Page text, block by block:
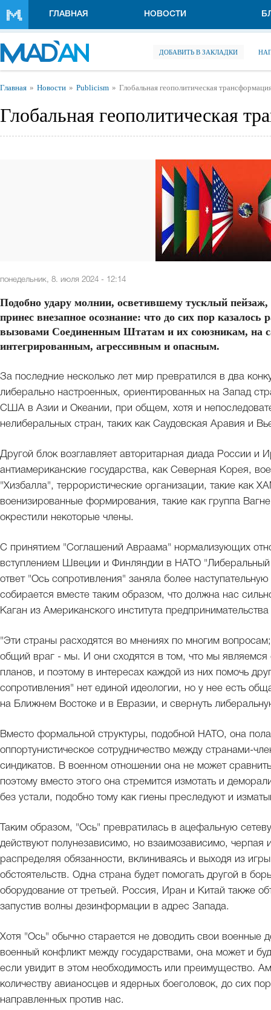
ГЛАВНАЯ НОВОСТИ
ДОБАВИТЬ В ЗАКЛАДКИ
Вы здесь
Главная Новости Publicism Глобальная геополитическая
Глобальная геополитическая
понедельник, 8. июля 2024 - 12:14
Подобно удару молнии, осветившему тусклый
принес внезапное осознание: что до сих пор
вызовами Соединенным Штатам и их союзникам, на
интегрированным, агрессивным и опасным.
За последние несколько лет мир превратился в два
либерально настроенных, ориентированных на Запад
США в Азии и Океании, при общем, хотя и
нелиберальных стран, таких как Саудовская Аравия и
Другой блок возглавляет авторитарная диада России и
антиамериканские государства, как Северная Корея,
"Хизбалла", террористические организации, такие как
военизированные формирования, такие как группа
окрестили некоторые члены.
С принятием "Соглашений Авраама" нормализующих
вступлением Швеции и Финляндии в НАТО "Либеральный
ответ "Ось сопротивления" заняла более
собирается вместе таким образом, что должна нас
Каган из Американского института
"Эти страны расходятся во мнениях по многим
общий враг - мы. И они сходятся в том, что мы являемся
планов, и поэтому в интересах каждой из них помочь
сопротивления" нет единой идеологии, но у нее есть
на Ближнем Востоке и в Евразии, и свернуть
Вместо формальной структуры, подобной НАТО, она
оппортунистическое сотрудничество между странами-
синдикатов. В военном отношении она не может
поэтому вместо этого она стремится измотать и
без устали, подобно тому как гиены преследуют и
Таким образом, "Ось" превратилась в ацефальную
действуют полунезависимо, но взаимозависимо,
распределяя обязанности, вклиниваясь и выходя из
обстоятельств. Одна страна будет помогать другой в
оборудование от третьей. Россия, Иран и Китай также
запустив волны дезинформации в адрес Запада.
Хотя "Ось" обычно старается не доводить свои военные
военный конфликт между государствами, она может и
если увидит в этом необходимость или преимущество.
количеству авианосцев и ядерных боеголовок, до сих
направленных против нас.